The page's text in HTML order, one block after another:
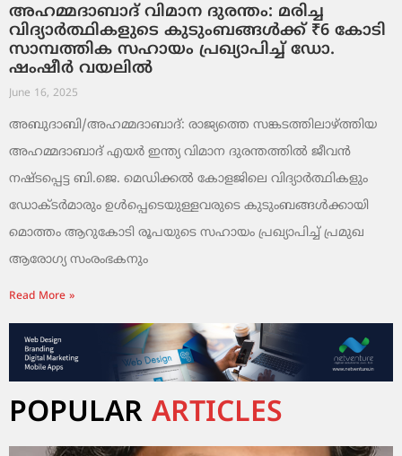
അഹമ്മദാബാദ് വിമാന ദുരന്തം: മരിച്ച
വിദ്യാർത്ഥികളുടെ കുടുംബങ്ങൾക്ക് ₹6 കോടി
സാമ്പത്തിക സഹായം പ്രഖ്യാപിച്ച് ഡോ.
ഷംഷീർ വയലിൽ
June 16, 2025
അബുദാബി/അഹമ്മദാബാദ്: രാജ്യത്തെ സങ്കടത്തിലാഴ്ത്തിയ
അഹമ്മദാബാദ് എയർ ഇന്ത്യ വിമാന ദുരന്തത്തിൽ ജീവൻ
നഷ്ടപ്പെട്ട ബി.ജെ. മെഡിക്കൽ കോളജിലെ വിദ്യാർത്ഥികളും
ഡോക്ടർമാരും ഉള്‍പ്പെടെയുള്ളവരുടെ കുടുംബങ്ങൾക്കായി
മൊത്തം ആറുകോടി രൂപയുടെ സഹായം പ്രഖ്യാപിച്ച് പ്രമുഖ
ആരോഗ്യ സംരംഭകനും
Read More »
POPULAR ARTICLES